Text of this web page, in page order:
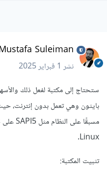
Mustafa Suleiman
نشر1 فبراير 2025
Linux.
تثبيت المكتبة: